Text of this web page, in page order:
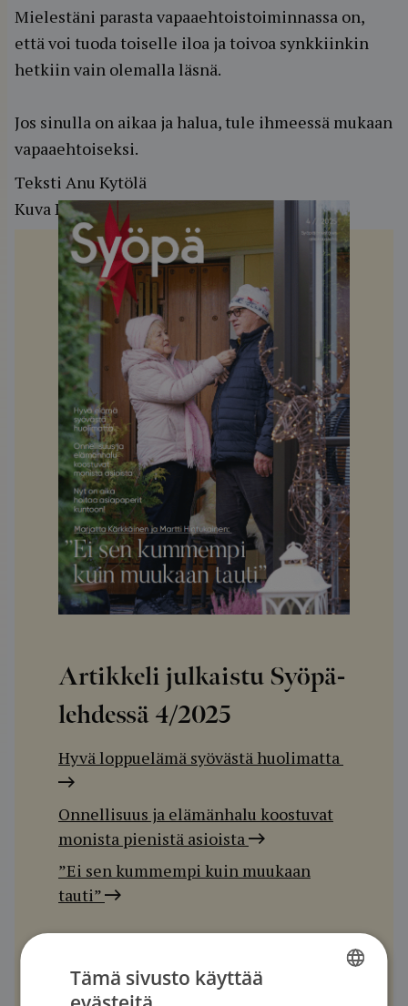
Mielestäni parasta vapaaehtoistoiminnassa on,
että voi tuoda toiselle iloa ja toivoa synkkiinkin
hetkiin vain olemalla läsnä.
Jos sinulla on aikaa ja halua, tule ihmeessä mukaan
vapaaehtoiseksi.
Teksti Anu Kytölä
Kuva Pasi Leino
Artikkeli julkaistu Syöpä-
lehdessä 4/2025
Hyvä loppuelämä syövästä huolimatta
Onnellisuus ja elämänhalu koostuvat
monista pienistä asioista
”Ei sen kummempi kuin muukaan
tauti”
Tämä sivusto käyttää